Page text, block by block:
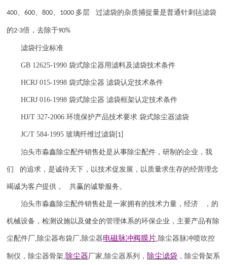
400、600、800、 1000 多层 过滤袋的杂质捕捉量是普通针刺毡滤袋
的2-3倍，去除于90%
滤袋行业标准
GB 12625-1990袋式除尘器用滤料及滤袋技术条件
HCRJ 015-1998袋式除尘器 滤袋认定技术条件
HCRJ 016-1998袋式除尘器 滤袋框架认定技术条件
HJ/T 327-2006环境保护产品技术要求 袋式除尘器滤袋
JC/T 584-1995玻璃纤维过滤袋 [1]
泊头市淼鑫除尘配件销售处是从事除尘配件，研制的企业，我
们 的追求，是诚待天下，以技术促发展，以质量求生存的经营理念
竭诚为客户提供， 共赢的诚挚服务。
泊头市淼鑫除尘配件销售处是一家拥有的技术力量，经济 ，的
机械设备，检测设施以及健全的管理体系的环保企业，主要产品有除
尘配件厂, 除尘器布袋厂, 除尘器电磁脉冲阀膜片, 除尘器脉冲喷吹控
制仪 ， 除尘器骨架,除尘器厂家, 除尘器系列， 除尘滤袋 ，除尘骨架系